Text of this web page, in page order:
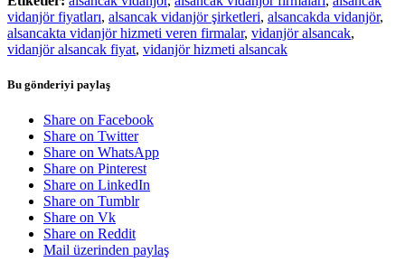
vidanjör fiyatları, alsancak vidanjör şirketleri, alsancakda vidanjör,
alsancakta vidanjör hizmeti veren firmalar, vidanjör alsancak,
vidanjör alsancak fiyat, vidanjör hizmeti alsancak
Bu gönderiyi paylaş
Share on Facebook
Share on Twitter
Share on WhatsApp
Share on Pinterest
Share on LinkedIn
Share on Tumblr
Share on Vk
Share on Reddit
Mail üzerinden paylaş